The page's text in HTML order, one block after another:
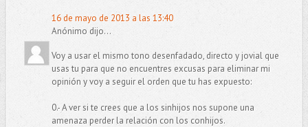
16 de mayo de 2013 a las 13:40
Anónimo dijo...
Voy a usar el mismo tono desenfadado, directo y jovial que
usas tu para que no encuentres excusas para eliminar mi
opinión y voy a seguir el orden que tu has expuesto:
0.- A ver si te crees que a los sinhijos nos supone una
amenaza perder la relación con los conhijos.